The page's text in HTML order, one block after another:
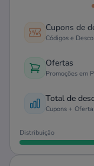
Cupons de
Códigos e
Ofertas
Promoções em
Total de
Cupons +
Distribuição